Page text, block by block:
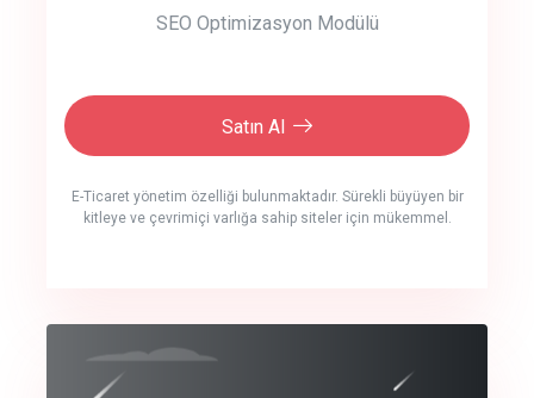
SEO Optimizasyon Modülü
Satın Al
E-Ticaret yönetim özelliği bulunmaktadır. Sürekli büyüyen bir
kitleye ve çevrimiçi varlığa sahip siteler için mükemmel.
crm auto cync